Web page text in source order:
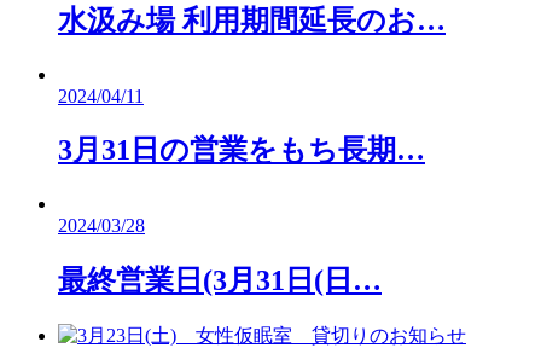
水汲み場 利用期間延長のお…
2024/04/11
3月31日の営業をもち長期…
2024/03/28
最終営業日(3月31日(日…